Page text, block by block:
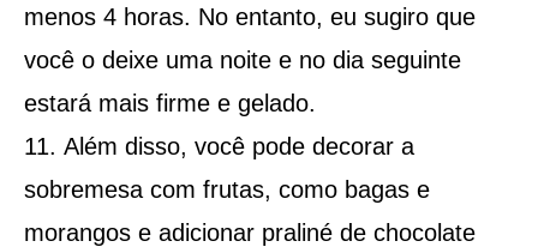
menos 4 horas. No entanto, eu sugiro que
você o deixe uma noite e no dia seguinte
estará mais firme e gelado.
Além disso, você pode decorar a
sobremesa com frutas, como bagas e
morangos e adicionar praliné de chocolate